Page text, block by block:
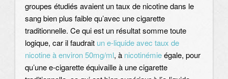
groupes étudiés avaient un taux de nicotine dans le
sang bien plus faible qu’avec une cigarette
traditionnelle. Ce qui est un résultat somme toute
logique, car il faudrait un e-liquide avec taux de
nicotine à environ 50mg/ml, à nicotinémieégale, pour
qu’une e-cigarette équivaille à une cigarette